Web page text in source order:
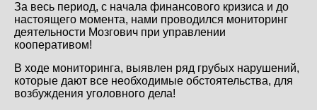
За весь период, с начала финансового кризиса и до
настоящего момента, нами проводился мониторинг
деятельности Мозгович при управлении
кооперативом!
В ходе мониторинга, выявлен ряд грубых нарушений,
которые дают все необходимые обстоятельства, для
возбуждения уголовного дела!